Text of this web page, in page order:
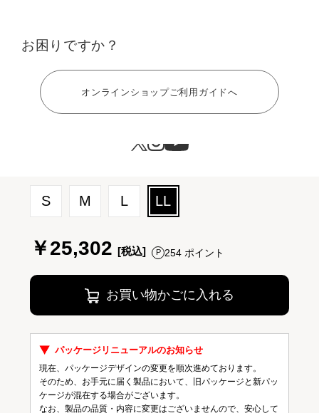
お困りですか？
オンラインショップご利用ガイドへ
S M L LL
￥25,302 254 ポイント
お買い物かごに入れる
パッケージリニューアルのお知らせ
現在、パッケージデザインの変更を順次進めております。
そのため、お手元に届く製品において、旧パッケージと新パッ
ケージが混在する場合がございます。
なお、製品の品質・内容に変更はございませんので、安心して